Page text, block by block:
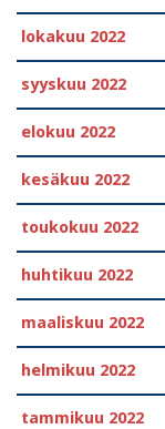
lokakuu 2022
syyskuu 2022
elokuu 2022
kesäkuu 2022
toukokuu 2022
huhtikuu 2022
maaliskuu 2022
helmikuu 2022
tammikuu 2022